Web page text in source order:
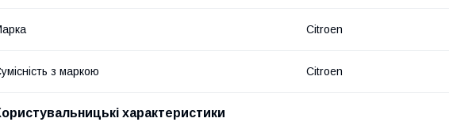
Citroen
з маркою Citroen
характеристики